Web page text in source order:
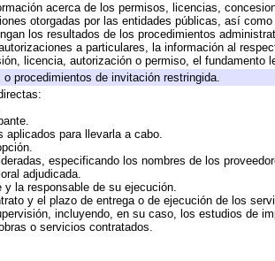
acerca de los permisos, licencias,
otorgadas por las entidades públicas, así
los resultados de los procedimientos
a particulares, la información al
licencia, autorización o permiso, el fundamento
procedimientos de invitación restringida.
para llevarla a cabo.
especificando los nombres de los
adjudicada.
la responsable de su ejecución.
y el plazo de entrega o de ejecución de los
incluyendo, en su caso, los estudios de
o servicios contratados.